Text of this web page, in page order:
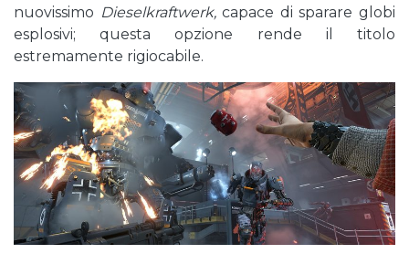
nuovissimo Dieselkraftwerk,capace di sparare globi
esplosivi; questa opzione rende il titolo
estremamente rigiocabile.